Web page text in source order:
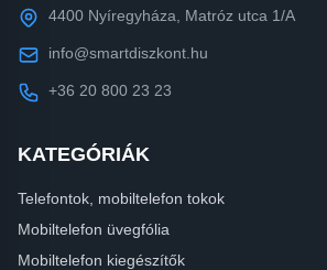
4400 Nyíregyháza, Matróz utca 1/A
info@smartdiszkont.hu
+36 20 800 23 23
KATEGÓRIÁK
Telefontok, mobiltelefon tokok
Mobiltelefon üvegfólia
Mobiltelefon kiegészítők